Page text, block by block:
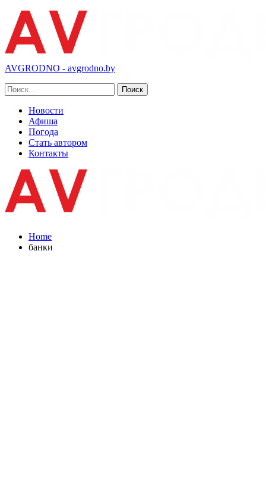
AVGRODNO - avgrodno.by
Новости
Афиша
Погода
Стать автором
Контакты
Home
банки